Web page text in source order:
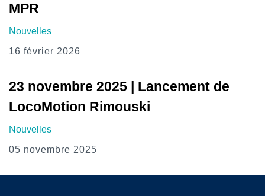
MPR
Nouvelles
16 février 2026
23 novembre 2025 | Lancement de
LocoMotion Rimouski
Nouvelles
05 novembre 2025